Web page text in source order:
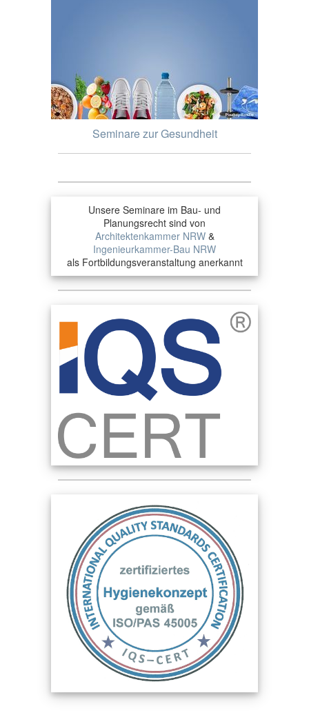
Seminare zur Gesundheit
Unsere Seminare im Bau- und
Planungsrecht sind von
Architektenkammer NRW&
Ingenieurkammer-Bau NRW
als Fortbildungsveranstaltung anerkannt